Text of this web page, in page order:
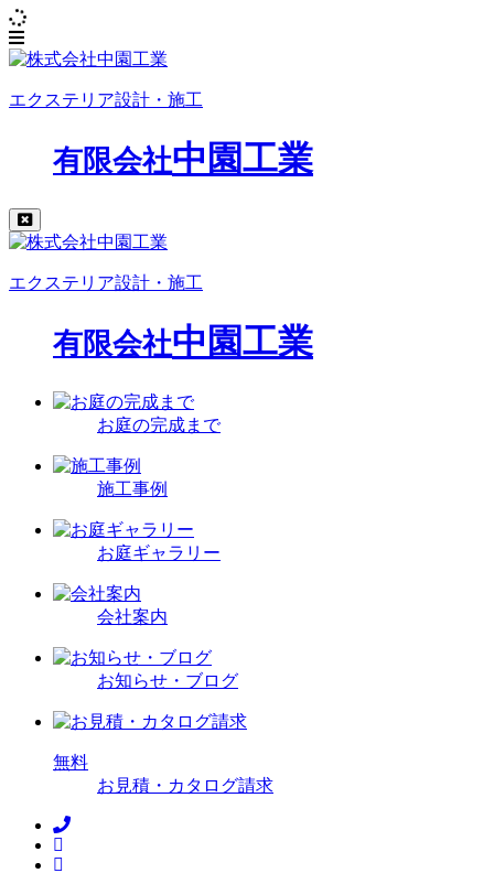
エクステリア設計・施工
有限会社中園工業
エクステリア設計・施工
有限会社中園工業
お庭の完成まで
施工事例
お庭ギャラリー
会社案内
お知らせ・ブログ
無料
お見積・カタログ請求